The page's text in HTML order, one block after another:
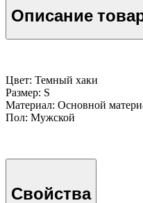
Описание
Цвет: Темный хаки
Размер: S
Материал: Основной
Пол: Мужской
Свойства